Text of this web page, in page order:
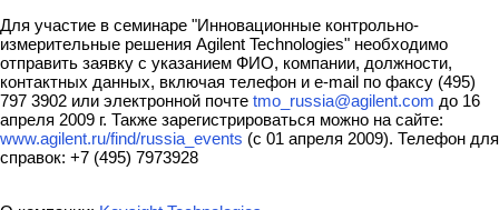
Для участие в семинаре "Инновационные контрольно-
измерительные решения Agilent Technologies" необходимо
отправить заявку с указанием ФИО, компании, должности,
контактных данных, включая телефон и e-mail по факсу (495)
797 3902 или электронной почте tmo_russia@agilent.com до 16
апреля 2009 г. Также зарегистрироваться можно на сайте:
www.agilent.ru/find/russia_events (с 01 апреля 2009). Телефон для
справок: +7 (495) 7973928